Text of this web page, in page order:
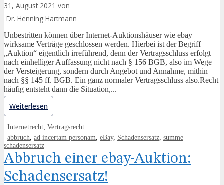
31, August 2021 von
Dr. Henning Hartmann
Unbestritten können über Internet-Auktionshäuser wie ebay
wirksame Verträge geschlossen werden. Hierbei ist der Begriff
„Auktion“ eigentlich irreführend, denn der Vertragsschluss erfolgt
nach einhelliger Auffassung nicht nach § 156 BGB, also im Wege
der Versteigerung, sondern durch Angebot und Annahme, mithin
nach §§ 145 ff. BGB. Ein ganz normaler Vertragsschluss also.Recht
häufig entsteht dann die Situation,...
Weiterlesen
Internetrecht, Vertragsrecht
abbruch, ad incertam personam, eBay, Schadensersatz, summe
schadensersatz
Abbruch einer ebay-Auktion:
Schadensersatz!